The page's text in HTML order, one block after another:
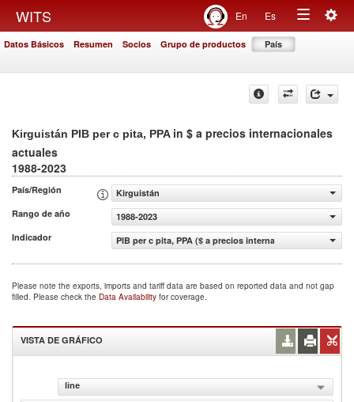
WITS En Es
Toggle
Datos Básicos Resumen Socios Grupo de productos País
Kirguistán PIB per c pita, PPA in $ a precios internacionales
actuales
1988-2023
País/Región
Kirguistán
Rango de año
1988-2023
Indicador
PIB per c pita, PPA ($ a precios internacionales actuales)
Please note the exports, imports and tariff data are based on reported data and not gap
filled. Please check the Data Availability for coverage.
VISTA DE GRÁFICO
line